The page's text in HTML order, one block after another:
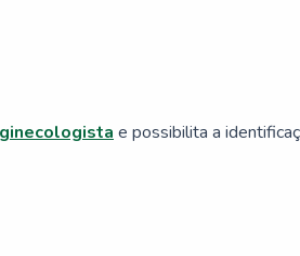
ginecologista e possibilita a